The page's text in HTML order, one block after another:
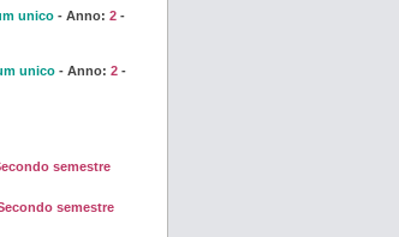
unico - Anno: 2 -
unico - Anno: 2 -
semestre
semestre